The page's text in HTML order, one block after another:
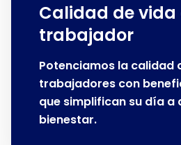
Calidad de vida
trabajador
Potenciamos la calidad
trabajadores con
que simplifican su día a
bienestar.